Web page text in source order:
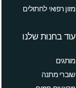
מזון רפואי לחתולים
עוד בחנות שלנו
מותגים
שוברי מתנה